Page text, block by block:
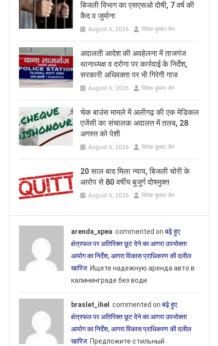
बिजली विभाग का एसएसओ दोषी, 7 वर्ष की
कैद व जुर्माना
August 6, 2026 विवेक कुमार जैन
अदालती आदेश की अवहेलना में ताजगंज
थानाध्यक्ष व दरोगा पर कार्रवाई के निर्देश,
सरकारी अधिवक्ता पर भी गिरेगी गाज
August 6, 2026 विवेक कुमार जैन
चेक बाउंस मामले में अलीगढ़ की एक मेडिकल
एजेंसी का संचालक अदालत में तलब, 28
अगस्त को पेशी
August 6, 2026 विवेक कुमार जैन
20 साल बाद मिला न्याय, बिजली चोरी के
आरोप से 80 वर्षीय बुजुर्ग दोषमुक्त
August 6, 2026 विवेक कुमार जैन
arenda_xpea commented onबढ़े हुए
क्षेत्रफल पर अतिरिक्त छूट देने का आगरा उपभोक्ता
आयोग का निर्देश, आगरा विकास प्राधिकरण की दलील
खारिज: Ищете надежную аренда авто в
калининграде без води
braslet_ihel commented onबढ़े हुए
क्षेत्रफल पर अतिरिक्त छूट देने का आगरा उपभोक्ता
आयोग का निर्देश, आगरा विकास प्राधिकरण की दलील
खारिज: Предложите стильный